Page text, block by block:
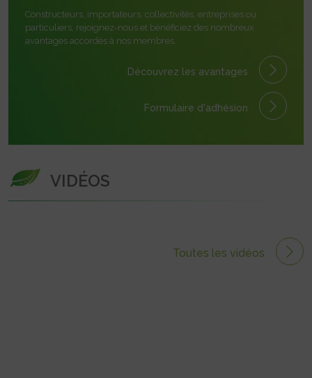
Constructeurs, importateurs, collectivités, entreprises ou
particuliers, rejoignez-nous et bénéficiez des nombreux
avantages accordés à nos membres.
Découvrez les avantages
Formulaire d'adhésion
VIDÉOS
Toutes les vidéos